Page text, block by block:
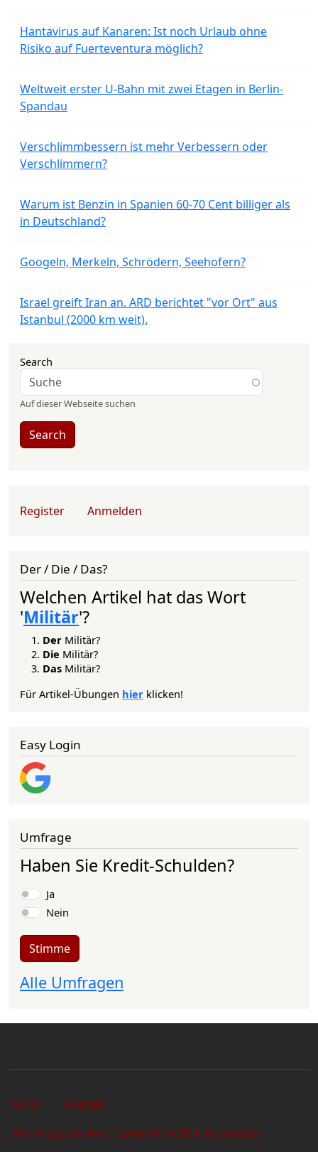
Hantavirus auf Kanaren: Ist noch Urlaub ohne
Risiko auf Fuerteventura möglich?
Weltweit erster U-Bahn mit zwei Etagen in Berlin-
Spandau
Verschlimmbessern ist mehr Verbessern oder
Verschlimmern?
Warum ist Benzin in Spanien 60-70 Cent billiger als
in Deutschland?
Googeln, Merkeln, Schrödern, Seehofern?
Israel greift Iran an. ARD berichtet "vor Ort" aus
Istanbul (2000 km weit).
Search
Auf dieser Webseite suchen
Search
User account menu
Register Anmelden
Der / Die / Das?
Welchen Artikel hat das Wort
'Militär'?
Der Militär?
Die Militär?
Das Militär?
Für Artikel-Übungen hier klicken!
Easy Login
Umfrage
Haben Sie Kredit-Schulden?
Auswahlmöglichkeiten
Ja
Nein
Stimme
Alle Umfragen
Sekundärlinks
Home
Kontakt
Alle Angaben ohne Gewähr! | AGB & Impressum